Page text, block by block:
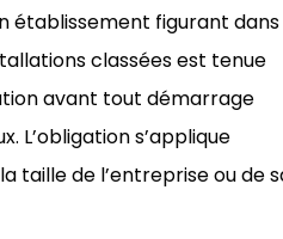
établissement figurant
classées est tenue
avant tout démarrage
L’obligation s’applique
taille de l’entreprise ou de